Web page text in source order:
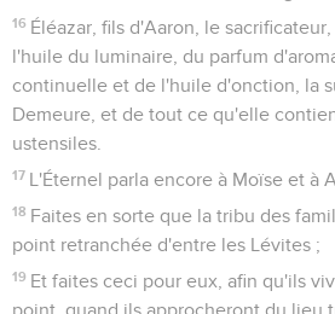
16 Éléazar, fils d'Aaron, le
l'huile du luminaire, du parfum
continuelle et de l'huile d'onction, la
Demeure, et de tout ce qu'elle
ustensiles.
17 L'Éternel parla encore à Moïse et à
18 Faites en sorte que la tribu des
point retranchée d'entre les Lévites ;
19 Et faites ceci pour eux, afin qu'ils
point, quand ils approcheront du lieu